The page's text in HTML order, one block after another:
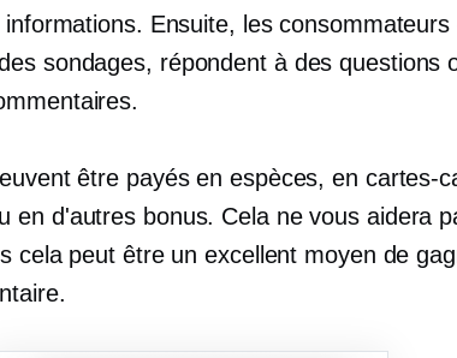
Ensuite, les
sondages, répondent à des questions
être payés en espèces, en cartes-
en d'autres bonus. Cela ne vous aidera
cela peut être un excellent moyen de